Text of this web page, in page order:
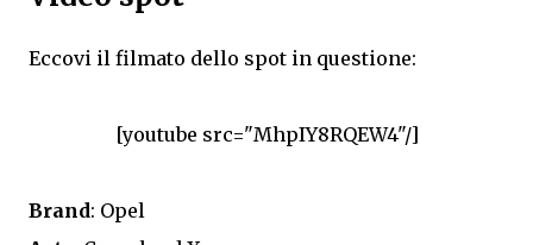
Eccovi il filmato dello spot in questione:
[youtube src="MhpIY8RQEW4"/]
Brand: Opel